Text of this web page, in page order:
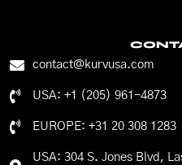
contact@kurvusa.com
USA: +1 (205) 961-4873
EUROPE: +31 20 308 1283
USA: 304 S. Jones Blvd,